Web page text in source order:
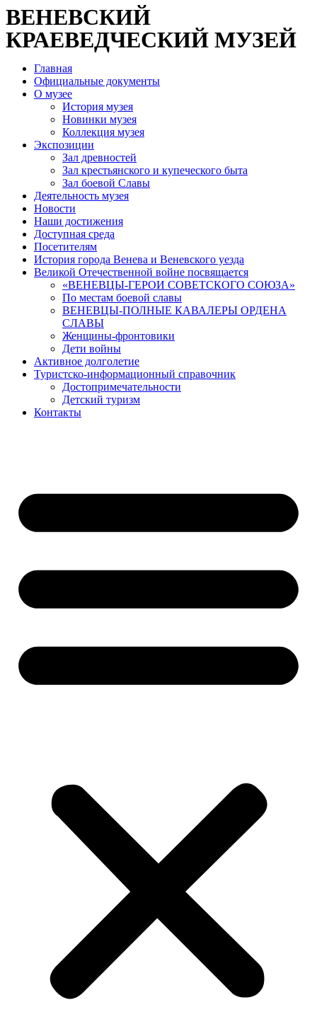
ВЕНЕВСКИЙ
КРАЕВЕДЧЕСКИЙ МУЗЕЙ
Главная
Официальные документы
О музее
История музея
Новинки музея
Коллекция музея
Экспозиции
Зал древностей
Зал крестьянского и купеческого быта
Зал боевой Славы
Деятельность музея
Новости
Наши достижения
Доступная среда
Посетителям
История города Венева и Веневского уезда
Великой Отечественной войне посвящается
«ВЕНЕВЦЫ-ГЕРОИ СОВЕТСКОГО СОЮЗА»
По местам боевой славы
ВЕНЕВЦЫ-ПОЛНЫЕ КАВАЛЕРЫ ОРДЕНА
СЛАВЫ
Женщины-фронтовики
Дети войны
Активное долголетие
Туристско-информационный справочник
Достопримечательности
Детский туризм
Контакты